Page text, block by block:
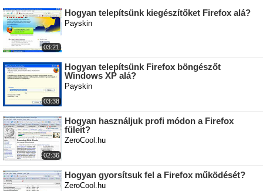
03:21
Hogyan telepítsünk kiegészítőket Firefox alá?
Payskin
03:38
Hogyan telepítsünk Firefox böngészőt
Windows XP alá?
Payskin
02:36
Hogyan használjuk profi módon a Firefox
füleit?
ZeroCool.hu
Hogyan gyorsítsuk fel a Firefox működését?
ZeroCool.hu